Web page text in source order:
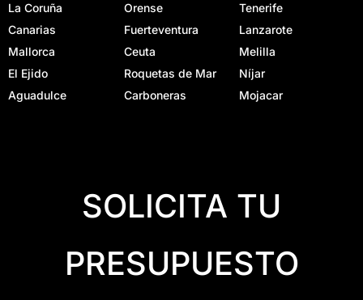
La Coruña
Orense
Tenerife
Canarias
Fuerteventura
Lanzarote
Mallorca
Ceuta
Melilla
El Ejido
Roquetas de Mar
Níjar
Aguadulce
Carboneras Mojacar
SOLICITA TU
PRESUPUESTO